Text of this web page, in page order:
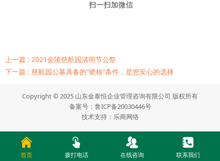
扫一扫加微信
上一篇 : 2021金陵慈航园清明节公祭
下一篇 : 慈航园公墓具备的“硬核”条件，是您安心的选择
Copyright © 2025 山东金泰恒企业管理咨询有限公司 版权所有
备案号： 鲁ICP备20030446号
技术支持： 乐商网络
首页 拨打电话 在线咨询 联系我们